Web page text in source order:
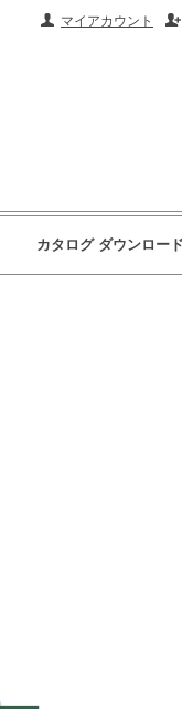
マイアカウント
カタログ ダウンロード